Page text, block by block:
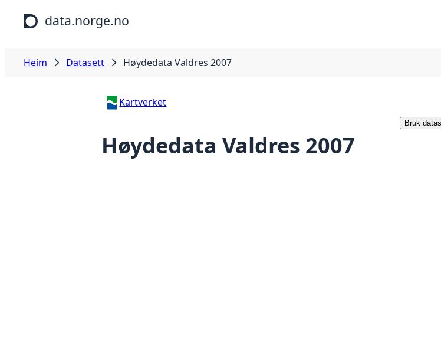
Hopp til hovudinnhald
data.norge.no
Heim Datasett Høydedata Valdres 2007
Kartverket
Høydedata Valdres 2007
Bruk